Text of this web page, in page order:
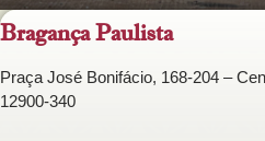
Bragança Paulista
Praça José Bonifácio, 168-204 –
12900-340